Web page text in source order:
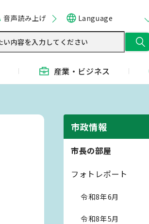
音声読み上げ Language
産業・ ビジネス
市政情報
市長の部屋
フォトレポート
令和8年6月
令和8年5月